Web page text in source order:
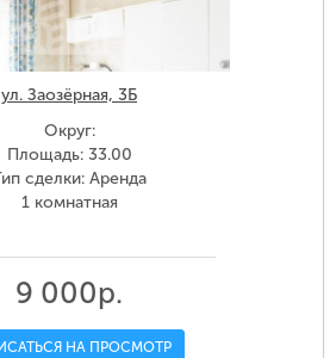
ул. Заозёрная, 3Б
Округ:
Площадь: 33.00
сделки: Аренда
1 комнатная
9 000р.
НА ПРОСМОТР